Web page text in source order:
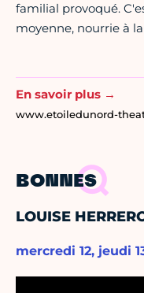
familial provoqué.
moyenne, nourrie à
En savoir plus →
www.etoiledunord-
BONNES
LOUISE
mercredi 12, jeudi